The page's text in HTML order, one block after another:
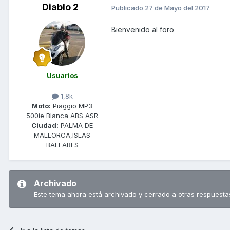
Diablo 2
Usuarios
1,8k
Moto: Piaggio MP3
500ie Blanca ABS ASR
Ciudad: PALMA DE
MALLORCA,ISLAS
BALEARES
Publicado 27 de Mayo del 2017
Bienvenido al foro
Archivado
Este tema ahora está archivado y cerrado a otras